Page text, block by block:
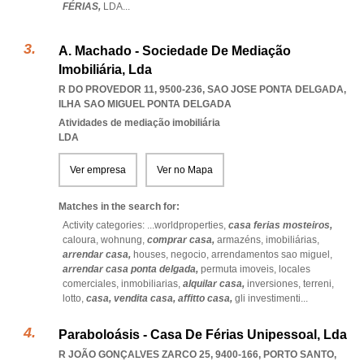
FÉRIAS, LDA...
A. Machado - Sociedade De Mediação
Imobiliária, Lda
R DO PROVEDOR 11, 9500-236, SAO JOSE PONTA DELGADA,
ILHA SAO MIGUEL PONTA DELGADA
Atividades de mediação imobiliária
LDA
Ver empresa Ver no Mapa
Matches in the search for:
Activity categories: ...worldproperties, casa ferias mosteiros,
caloura, wohnung, comprar casa, armazéns, imobiliárias,
arrendar casa, houses, negocio, arrendamentos sao miguel,
arrendar casa ponta delgada, permuta imoveis, locales
comerciales, inmobiliarias, alquilar casa, inversiones, terreni,
lotto, casa, vendita casa, affitto casa, gli investimenti...
Paraboloásis - Casa De Férias Unipessoal, Lda
R JOÃO GONÇALVES ZARCO 25, 9400-166, PORTO SANTO,